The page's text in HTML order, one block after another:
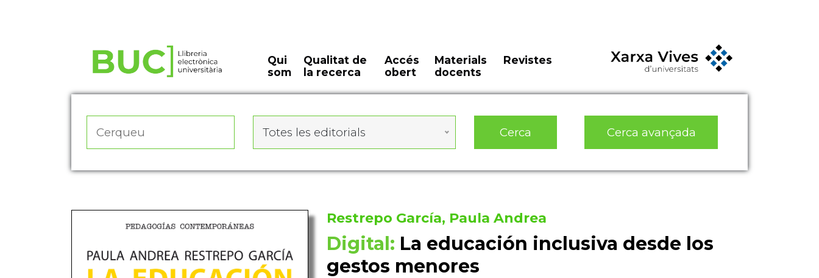
Qui
som
Qualitat de
la recerca
Accés
obert
Materials
docents
Revistes
Totes les editorials Cerca Cerca avançada
Restrepo García, Paula Andrea
Digital: La educación inclusiva desde los
gestos menores